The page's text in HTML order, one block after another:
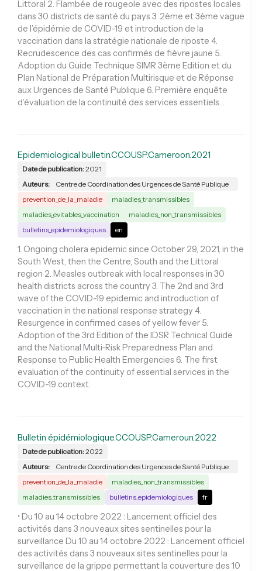
Littoral 2. Flambée de rougeole avec des ripostes locales
dans 30 districts de santé du pays 3. 2ème et 3ème vague
de l’épidémie de COVID-19 et introduction de la
vaccination dans la stratégie nationale de riposte 4.
Recrudescence des cas confirmés de fièvre jaune 5.
Adoption du Guide Technique SIMR 3ème Edition et du
Plan National de Préparation Multirisque et de Réponse
aux Urgences de Santé Publique 6. Première enquête
d’évaluation de la continuité des services essentiels…
Epidemiological bulletin.CCOUSP.Cameroon.2021
Date de publication:2021
Auteurs:
Centre de Coordination des Urgences de Santé Publique
prevention_de_la_maladie
maladies_transmissibles
maladies_evitables_vaccination
maladies_non_transmissibles
bulletins_epidemiologiques
en
1. Ongoing cholera epidemic since October 29, 2021, in the
South West, then the Centre, South and the Littoral
region 2. Measles outbreak with local responses in 30
health districts across the country 3. The 2nd and 3rd
wave of the COVID-19 epidemic and introduction of
vaccination in the national response strategy 4.
Resurgence in confirmed cases of yellow fever 5.
Adoption of the 3rd Edition of the IDSR Technical Guide
and the National Multi-Risk Preparedness Plan and
Response to Public Health Emergencies 6. The first
evaluation of the continuity of essential services in the
COVID-19 context.
Bulletin épidémiologique.CCOUSP.Cameroun.2022
Date de publication:2022
Auteurs:
Centre de Coordination des Urgences de Santé Publique
prevention_de_la_maladie
maladies_non_transmissibles
maladies_transmissibles
bulletins_epidemiologiques fr
• Du 10 au 14 octobre 2022 : Lancement officiel des
activités dans 3 nouveaux sites sentinelles pour la
surveillance Du 10 au 14 octobre 2022 : Lancement officiel
des activités dans 3 nouveaux sites sentinelles pour la
surveillance de la grippe permettant la couverture des 10